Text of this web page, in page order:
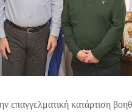
επαγγελματική κατάρτιση